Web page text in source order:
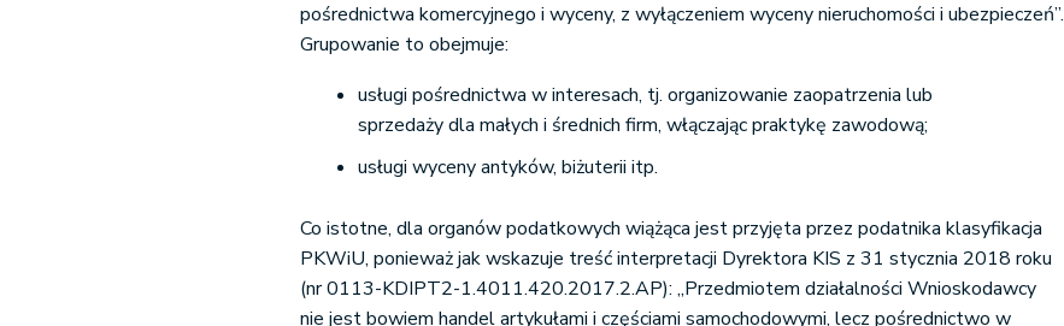
pośrednictwa komercyjnego i wyceny, z wyłączeniem wyceny nieruchomości i ubezpieczeń”.
Grupowanie to obejmuje:
usługi pośrednictwa w interesach, tj. organizowanie zaopatrzenia lub
sprzedaży dla małych i średnich firm, włączając praktykę zawodową;
usługi wyceny antyków, biżuterii itp.
Co istotne, dla organów podatkowych wiążąca jest przyjęta przez podatnika klasyfikacja
PKWiU, ponieważ jak wskazuje treść interpretacji Dyrektora KIS z 31 stycznia 2018 roku
(nr 0113-KDIPT2-1.4011.420.2017.2.AP): „Przedmiotem działalności Wnioskodawcy
nie jest bowiem handel artykułami i częściami samochodowymi, lecz pośrednictwo w